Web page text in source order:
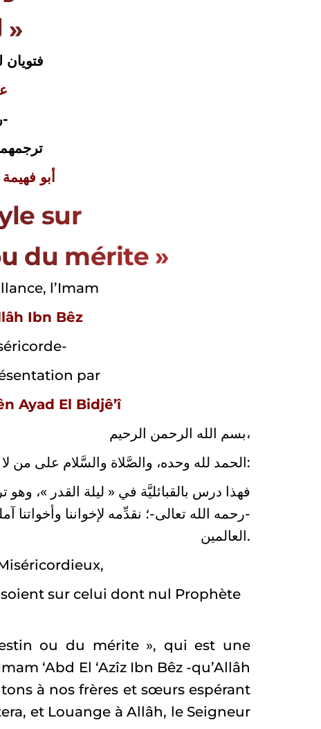
« ليلة القدر »
-رحمه الله تعالى-
أبو
sur
du mérite »
l’Imam
Ibn Bêz
par
Ayad El Bidjê’î
بسم الله الرحمن الرحيم،
الحمد لله وحده، والصَّلاة والسَّلام على من لا نبيَّ بعده، أمَّا بعد:
فهذا درس بالقبائليَّة في « ليلة القدر »، وهو
-رحمه الله تعالى-؛ نقدِّمه لإخواننا
العالمين.
sur celui dont nul Prophète
ou du mérite », qui est une
‘Abd El ‘Azîz Ibn Bêz -qu’Allâh
à nos frères et sœurs espérant
et Louange à Allâh, le Seigneur